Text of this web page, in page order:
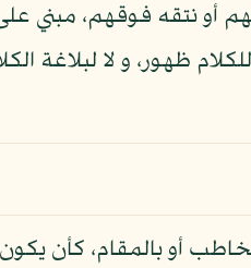
أو نتقه فوقهم، مبني
ظهور، و لا لبلاغة
أو بالمقام، كأن